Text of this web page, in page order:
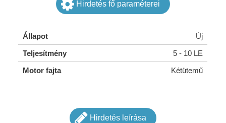
Hirdetés fő paraméterei
Állapot
Új
Teljesítmény
5 - 10 LE
Motor fajta
Kétütemű
Hirdetés leírása